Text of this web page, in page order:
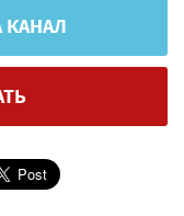
КАНАЛ